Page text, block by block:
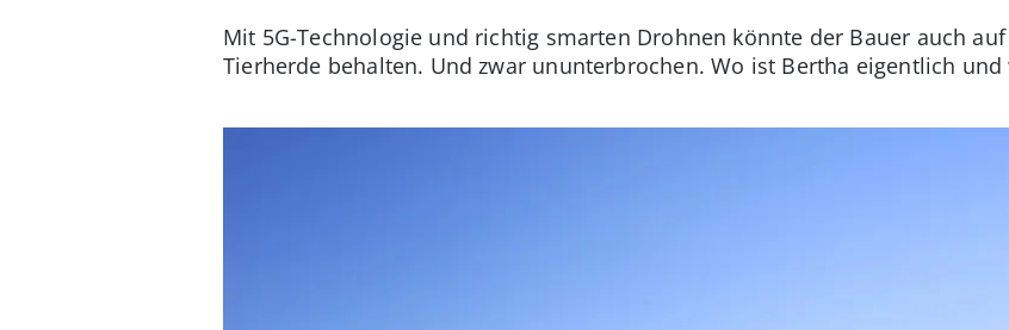
Mit 5G-Technologie und richtig smarten Drohnen könnte der Bauer auch
Tierherde behalten. Und zwar ununterbrochen. Wo ist Bertha eigentlich